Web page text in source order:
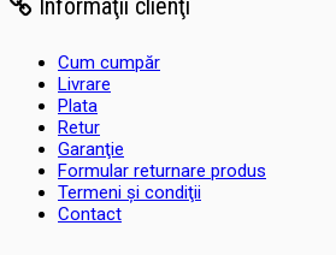
Cum cumpăr
Livrare
Plata
Retur
Garanţie
Formular returnare produs
Termeni şi condiţii
Contact